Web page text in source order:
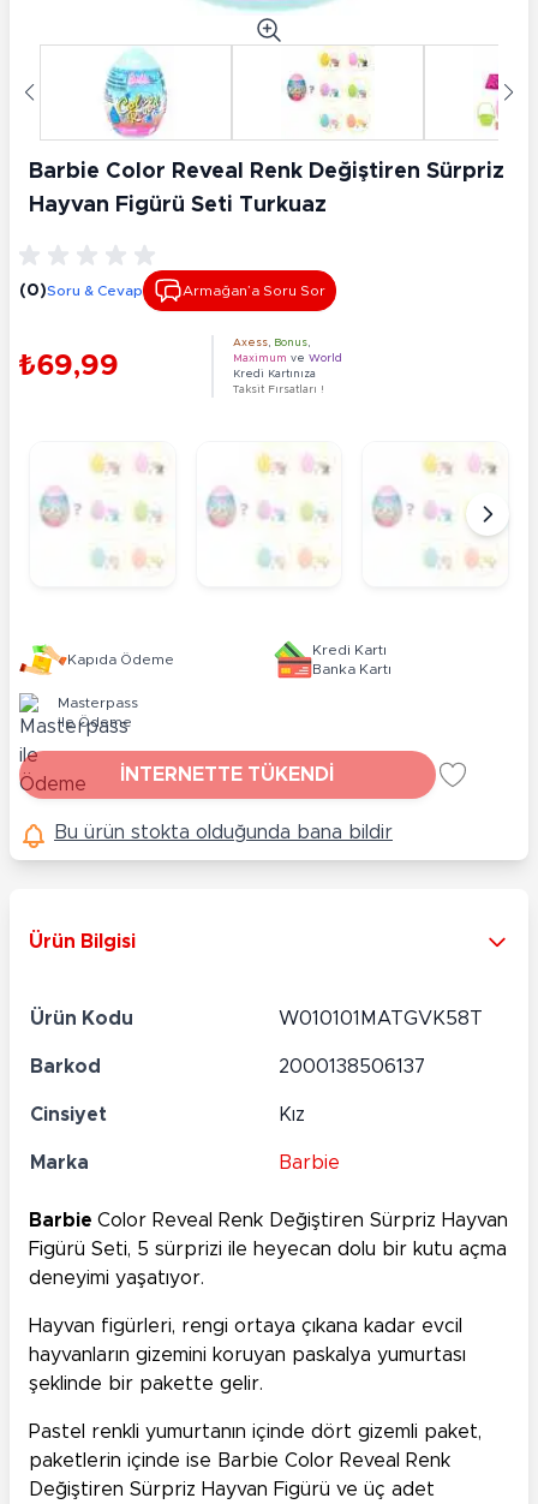
Barbie Color Reveal Renk Değiştiren Sürpriz
Hayvan Figürü Seti Turkuaz
(0)Soru & Cevap Armağan’a Soru Sor
₺69,99
Axess Bonus
Maximum ve World
Kredi Kartınıza
Taksit Fırsatları !
Kapıda Ödeme
Kredi Kartı
Banka Kartı
Masterpass
ile Ödeme
İNTERNETTE TÜKENDİ
Bu ürün stokta olduğunda bana bildir
Ürün Bilgisi
Ürün Kodu W010101MATGVK58T
Barkod 2000138506137
Cinsiyet Kız
Marka Barbie
Barbie Color Reveal Renk Değiştiren Sürpriz Hayvan
Figürü Seti, 5 sürprizi ile heyecan dolu bir kutu açma
deneyimi yaşatıyor.
Hayvan figürleri, rengi ortaya çıkana kadar evcil
hayvanların gizemini koruyan paskalya yumurtası
şeklinde bir pakette gelir.
Pastel renkli yumurtanın içinde dört gizemli paket,
paketlerin içinde ise Barbie Color Reveal Renk
Değiştiren Sürpriz Hayvan Figürü ve üç adet